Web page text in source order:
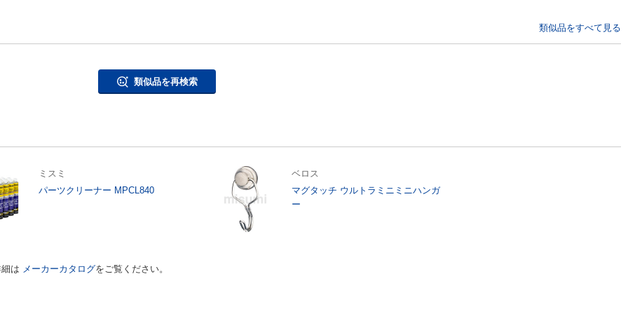
類似品をすべて見る
類似品を再検索
ミスミ
パーツクリーナー MPCL840
ベロス
マグタッチ ウルトラミニミニハンガ
ー
は メーカーカタログをご覧ください。